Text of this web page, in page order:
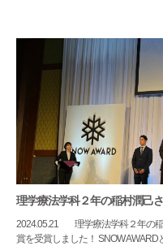
理学療法学科２年の稲村潤己
2024.05.21
理学療法学科２年の
賞を受賞しました！ SNOW